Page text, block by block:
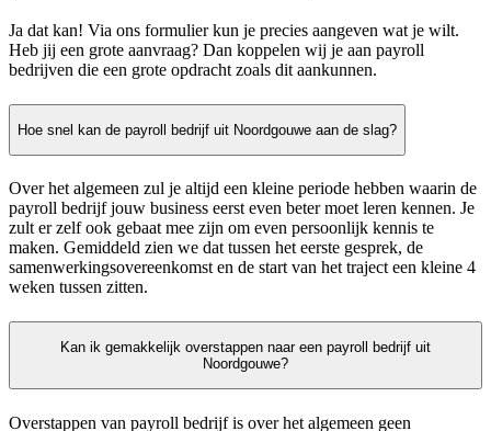
Ja dat kan! Via ons formulier kun je precies aangeven wat je wilt.
Heb jij een grote aanvraag? Dan koppelen wij je aan payroll
bedrijven die een grote opdracht zoals dit aankunnen.
Hoe snel kan de payroll bedrijf uit Noordgouwe aan de slag?
Over het algemeen zul je altijd een kleine periode hebben waarin de
payroll bedrijf jouw business eerst even beter moet leren kennen. Je
zult er zelf ook gebaat mee zijn om even persoonlijk kennis te
maken. Gemiddeld zien we dat tussen het eerste gesprek, de
samenwerkingsovereenkomst en de start van het traject een kleine 4
weken tussen zitten.
Kan ik gemakkelijk overstappen naar een payroll bedrijf uit
Noordgouwe?
Overstappen van payroll bedrijf is over het algemeen geen